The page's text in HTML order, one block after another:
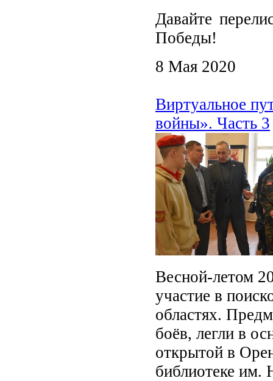
Давайте
Победы!
8 Мая 2020
Виртуальное
войны». Часть 3
Весной-летом
участие в
областях.
боёв, легли в
открытой в
библиотеке